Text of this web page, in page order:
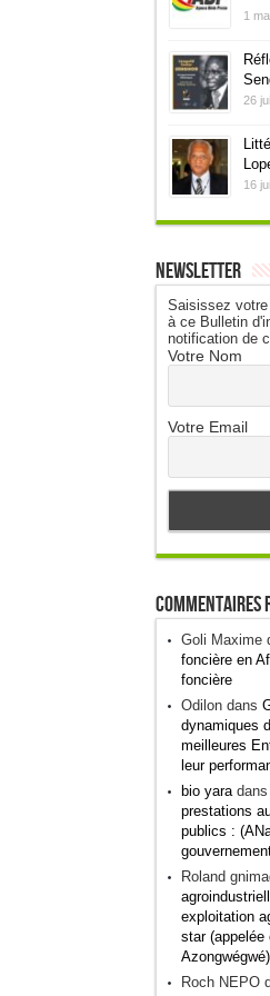
1
26
16
Newsletter
Saisissez
à ce Bulletin
notification de
Votre Nom
Votre Email
Commentaires
Goli Maxime
foncière en
foncière
Odilondans
dynamiques
meilleures
leur
bio yaradans
prestations
publics :
Roland
exploitation
star (appelée
Azongwégwé)
Roch NEPO